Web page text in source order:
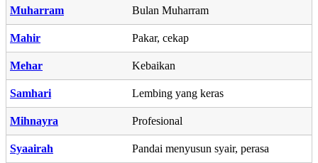
Muharram Bulan Muharram
Mahir Pakar, cekap
Mehar Kebaikan
Samhari Lembing yang keras
Mihnayra Profesional
Syaairah Pandai menyusun syair, perasa